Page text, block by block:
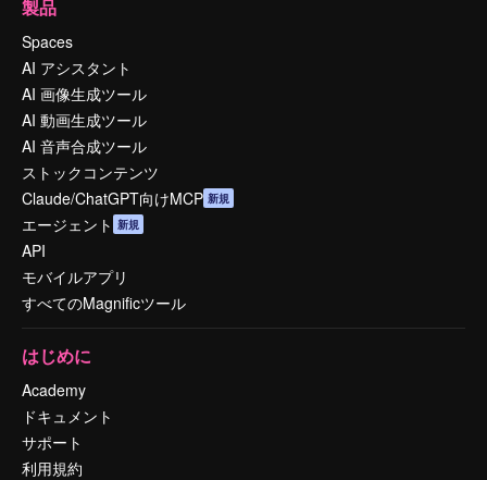
製品
Spaces
AI アシスタント
AI 画像生成ツール
AI 動画生成ツール
AI 音声合成ツール
ストックコンテンツ
Claude/ChatGPT向けMCP 新規
エージェント 新規
API
モバイルアプリ
すべてのMagnificツール
はじめに
Academy
ドキュメント
サポート
利用規約